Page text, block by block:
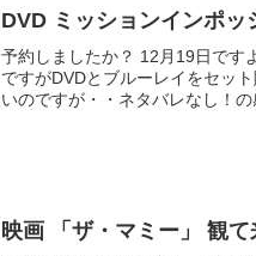
DVD ミッションインポッ
予約しましたか？ 12月19日です
ですがDVDとブルーレイをセッ
いのですが・・ネタバレなし！
映画 「ザ・マミー」 観て